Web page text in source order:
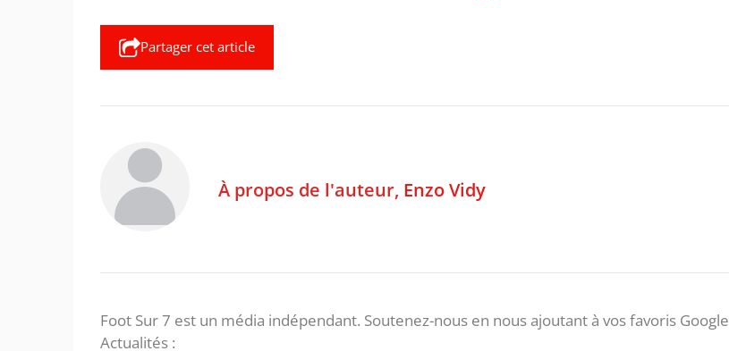
Partager cet article
À propos de l'auteur, Enzo Vidy
Foot Sur 7 est un média indépendant. Soutenez-nous en nous ajoutant à vos favoris Google
Actualités :